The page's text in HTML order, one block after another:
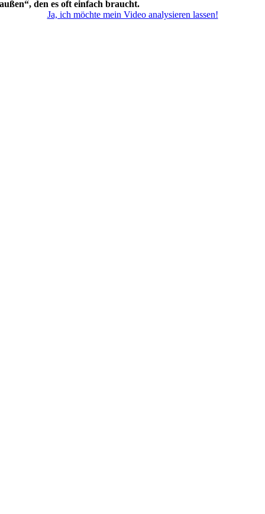
außen“, den es oft einfach braucht.
Ja, ich möchte mein Video analysieren lassen!